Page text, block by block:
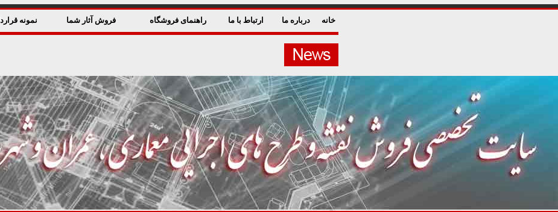
خانه درباره ما ارتباط با ما راهنمای فروشگاه فروش آثار شما نمونه